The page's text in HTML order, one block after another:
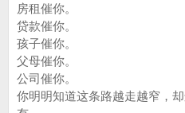
房租催你。
贷款催你。
孩子催你。
父母催你。
公司催你。
你明明知道这条路越走越窄，